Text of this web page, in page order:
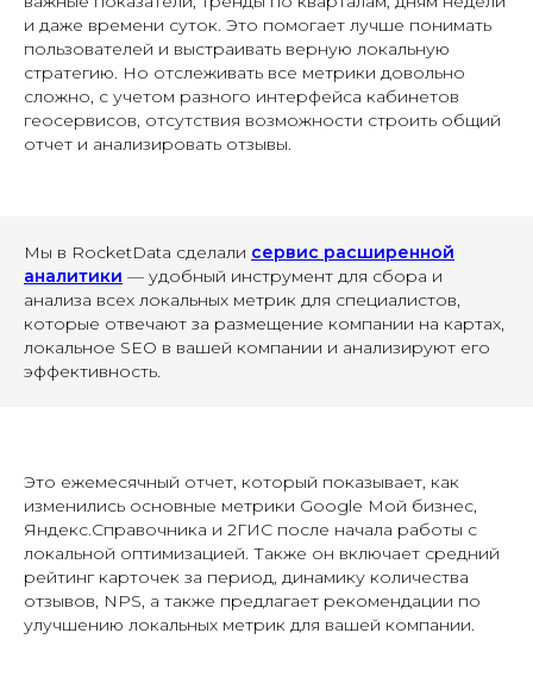
и даже времени суток. Это помогает лучше понимать
пользователей и выстраивать верную локальную
стратегию. Но отслеживать все метрики довольно
сложно, с учетом разного интерфейса кабинетов
геосервисов, отсутствия возможности строить общий
отчет и анализировать отзывы.
Мы в RocketData сделали сервис расширенной
аналитики — удобный инструмент для сбора и
анализа всех локальных метрик для специалистов,
которые отвечают за размещение компании на картах,
локальное SEO в вашей компании и анализируют его
эффективность.
Это ежемесячный отчет, который показывает, как
изменились основные метрики Google Мой бизнес,
Яндекс.Справочника и 2ГИС после начала работы с
локальной оптимизацией. Также он включает средний
рейтинг карточек за период, динамику количества
отзывов, NPS, а также предлагает рекомендации по
улучшению локальных метрик для вашей компании.